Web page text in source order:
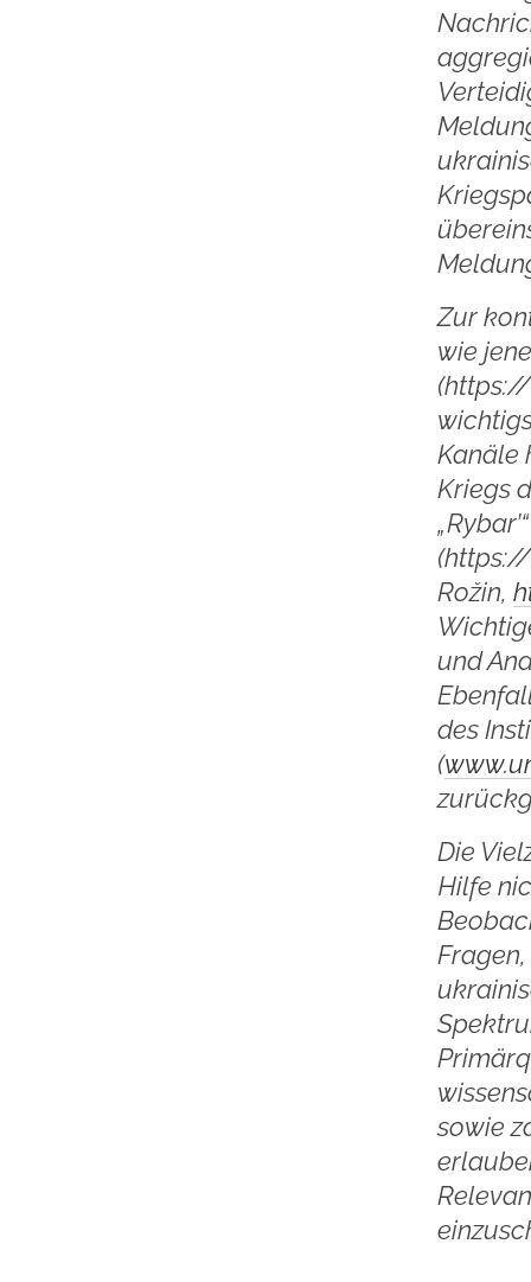
Zur
wie
Kanäle
Kriegs
Rožin,
und
des
(
Die
Hilfe
sowie